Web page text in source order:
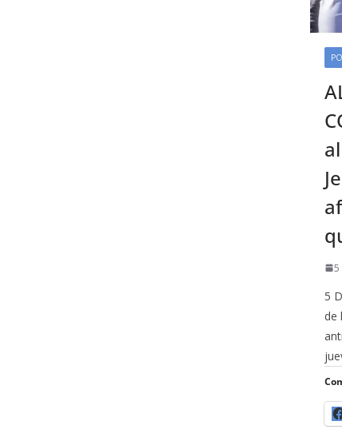
5
5
de